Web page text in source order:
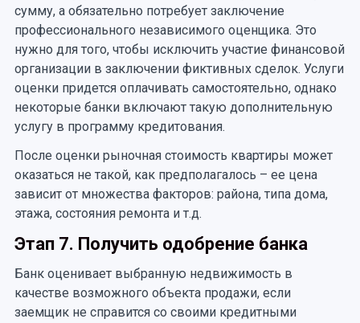
сумму, а обязательно потребует заключение
профессионального независимого оценщика. Это
нужно для того, чтобы исключить участие финансовой
организации в заключении фиктивных сделок. Услуги
оценки придется оплачивать самостоятельно, однако
некоторые банки включают такую дополнительную
услугу в программу кредитования.
После оценки рыночная стоимость квартиры может
оказаться не такой, как предполагалось – ее цена
зависит от множества факторов: района, типа дома,
этажа, состояния ремонта и т.д.
Этап 7. Получить одобрение банка
Банк оценивает выбранную недвижимость в
качестве возможного объекта продажи, если
заемщик не справится со своими кредитными